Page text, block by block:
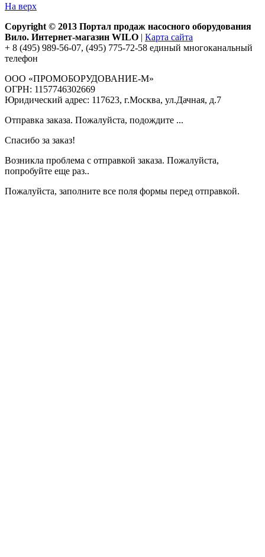
На верх
Copyright © 2013 Портал продаж насосного оборудования
Вило. Интернет-магазин WILO | Карта сайта
+ 8 (495) 989-56-07, (495) 775-72-58 единый многоканальный
телефон
ООО «ПРОМОБОРУДОВАНИЕ-М»
ОГРН: 1157746302669
Юридический адрес: 117623, г.Москва, ул.Дачная, д.7
Отправка заказа. Пожалуйста, подождите ...
Спасибо за заказ!
Возникла проблема с отправкой заказа. Пожалуйста,
попробуйте еще раз..
Пожалуйста, заполните все поля формы перед отправкой.